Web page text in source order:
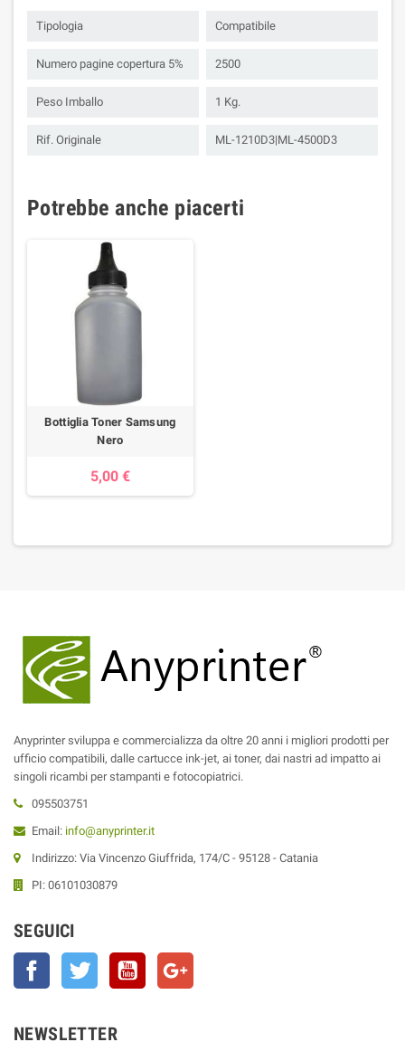
Tipologia Compatibile
Numero pagine copertura 5% 2500
Peso Imballo 1 Kg.
Rif. Originale ML-1210D3|ML-4500D3
Potrebbe anche piacerti
Bottiglia Toner Samsung
Nero
5,00 €
Anyprinter sviluppa e commercializza da oltre 20 anni i migliori prodotti per
ufficio compatibili, dalle cartucce ink-jet, ai toner, dai nastri ad impatto ai
singoli ricambi per stampanti e fotocopiatrici.
095503751
Email: info@anyprinter.it
Indirizzo: Via Vincenzo Giuffrida, 174/C - 95128 - Catania
PI: 06101030879
SEGUICI
Facebook Twitter YouTube
NEWSLETTER